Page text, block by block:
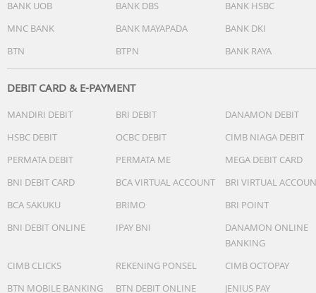
SDXC, port HDMI, jek headphone, dan chip nirkabel N1
rancangan Apple untuk Wi-Fi 7 dan Bluetooth 6. Dan
hingga empat layar dengan M5 Max.
Isi kotak
- Adaptor Daya USB-C
- Kabel USB-C ke MagSafe 3
BANK UOB
BANK DBS
BANK HSBC
MNC BANK
BANK MAYAPADA
BANK DKI
BTN
BTPN BANK RAYA
DEBIT CARD & E-PAYMENT
MANDIRI DEBIT BRI DEBIT
DANAMON DEBIT
HSBC DEBIT
OCBC DEBIT
CIMB NIAGA DEBIT
PERMATA DEBIT
PERMATA ME
MEGA DEBIT CARD
BNI DEBIT CARD
BCA VIRTUAL ACCOUNT
BRI VIRTUAL
BCA SAKUKU
BRIMO
BRI POINT
BNI DEBIT ONLINE
IPAY BNI
DANAMON ONLINE
BANKING
CIMB CLICKS
REKENING PONSEL
CIMB OCTOPAY
BTN MOBILE BANKING
BTN DEBIT ONLINE
JENIUS PAY